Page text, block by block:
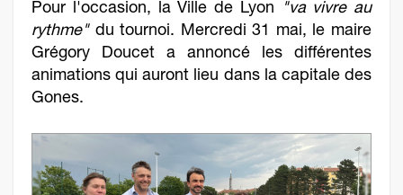
Pour l'occasion, la Ville de Lyon
"va vivre au
rythme"du tournoi. Mercredi 31 mai, le maire
Grégory Doucet a annoncé les différentes
animations qui auront lieu dans la capitale des
Gones.